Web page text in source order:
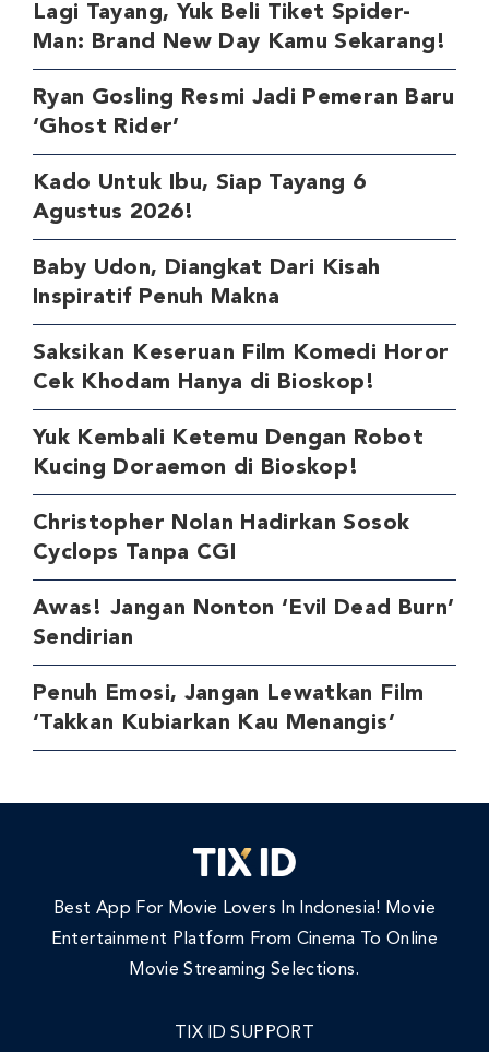
Lagi Tayang, Yuk Beli Tiket Spider-
Man: Brand New Day Kamu Sekarang!
Ryan Gosling Resmi Jadi Pemeran Baru
‘Ghost Rider’
Kado Untuk Ibu, Siap Tayang 6
Agustus 2026!
Baby Udon, Diangkat Dari Kisah
Inspiratif Penuh Makna
Saksikan Keseruan Film Komedi Horor
Cek Khodam Hanya di Bioskop!
Yuk Kembali Ketemu Dengan Robot
Kucing Doraemon di Bioskop!
Christopher Nolan Hadirkan Sosok
Cyclops Tanpa CGI
Awas! Jangan Nonton ‘Evil Dead Burn’
Sendirian
Penuh Emosi, Jangan Lewatkan Film
‘Takkan Kubiarkan Kau Menangis’
Best App For Movie Lovers In Indonesia! Movie
Entertainment Platform From Cinema To Online
Movie Streaming Selections.
TIX ID SUPPORT